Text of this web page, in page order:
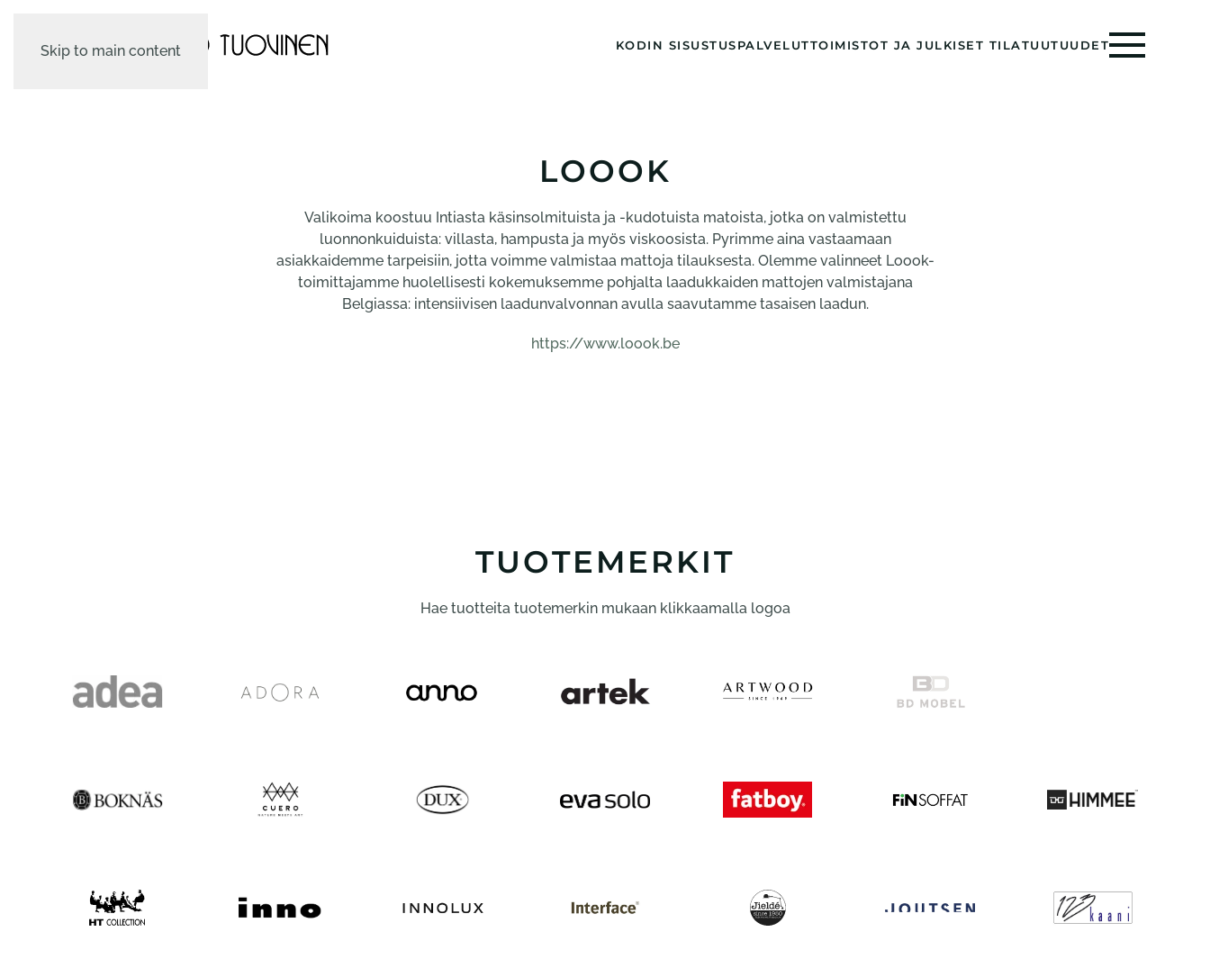
Skip to main content KODIN SISUSTUSPALVELUTTOIMISTOT JA JULKISET TILATUUTUUDET
LOOOK
Valikoima koostuu Intiasta käsinsolmituista ja -kudotuista matoista, jotka on valmistettu
luonnonkuiduista: villasta, hampusta ja myös viskoosista. Pyrimme aina vastaamaan
asiakkaidemme tarpeisiin, jotta voimme valmistaa mattoja tilauksesta. Olemme valinneet Loook-
toimittajamme huolellisesti kokemuksemme pohjalta laadukkaiden mattojen valmistajana
Belgiassa: intensiivisen laadunvalvonnan avulla saavutamme tasaisen laadun.
https://www.loook.be
TUOTEMERKIT
Hae tuotteita tuotemerkin mukaan klikkaamalla logoa